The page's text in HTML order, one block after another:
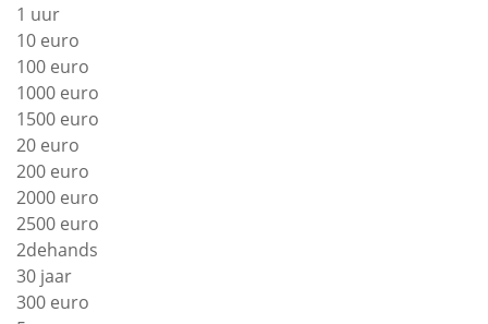
1 uur
10 euro
100 euro
1000 euro
1500 euro
20 euro
200 euro
2000 euro
2500 euro
2dehands
30 jaar
300 euro